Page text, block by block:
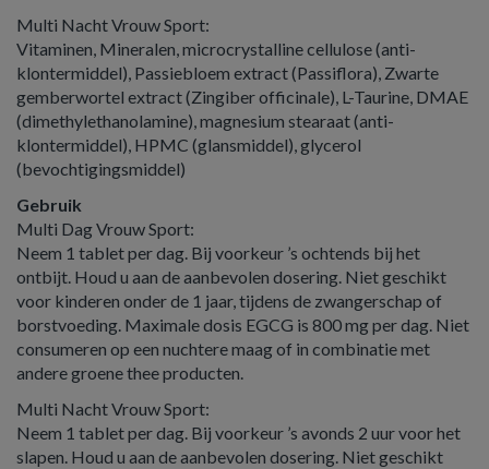
Multi Nacht Vrouw Sport:
Vitaminen, Mineralen, microcrystalline cellulose (anti-
klontermiddel), Passiebloem extract (Passiflora), Zwarte
gemberwortel extract (Zingiber officinale), L-Taurine, DMAE
(dimethylethanolamine), magnesium stearaat (anti-
klontermiddel), HPMC (glansmiddel), glycerol
(bevochtigingsmiddel)
Gebruik
Multi Dag Vrouw Sport:
Neem 1 tablet per dag. Bij voorkeur ’s ochtends bij het
ontbijt. Houd u aan de aanbevolen dosering. Niet geschikt
voor kinderen onder de 1 jaar, tijdens de zwangerschap of
borstvoeding. Maximale dosis EGCG is 800 mg per dag. Niet
consumeren op een nuchtere maag of in combinatie met
andere groene thee producten.
Multi Nacht Vrouw Sport:
Neem 1 tablet per dag. Bij voorkeur ’s avonds 2 uur voor het
slapen. Houd u aan de aanbevolen dosering. Niet geschikt